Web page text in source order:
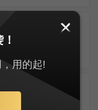
用的起!